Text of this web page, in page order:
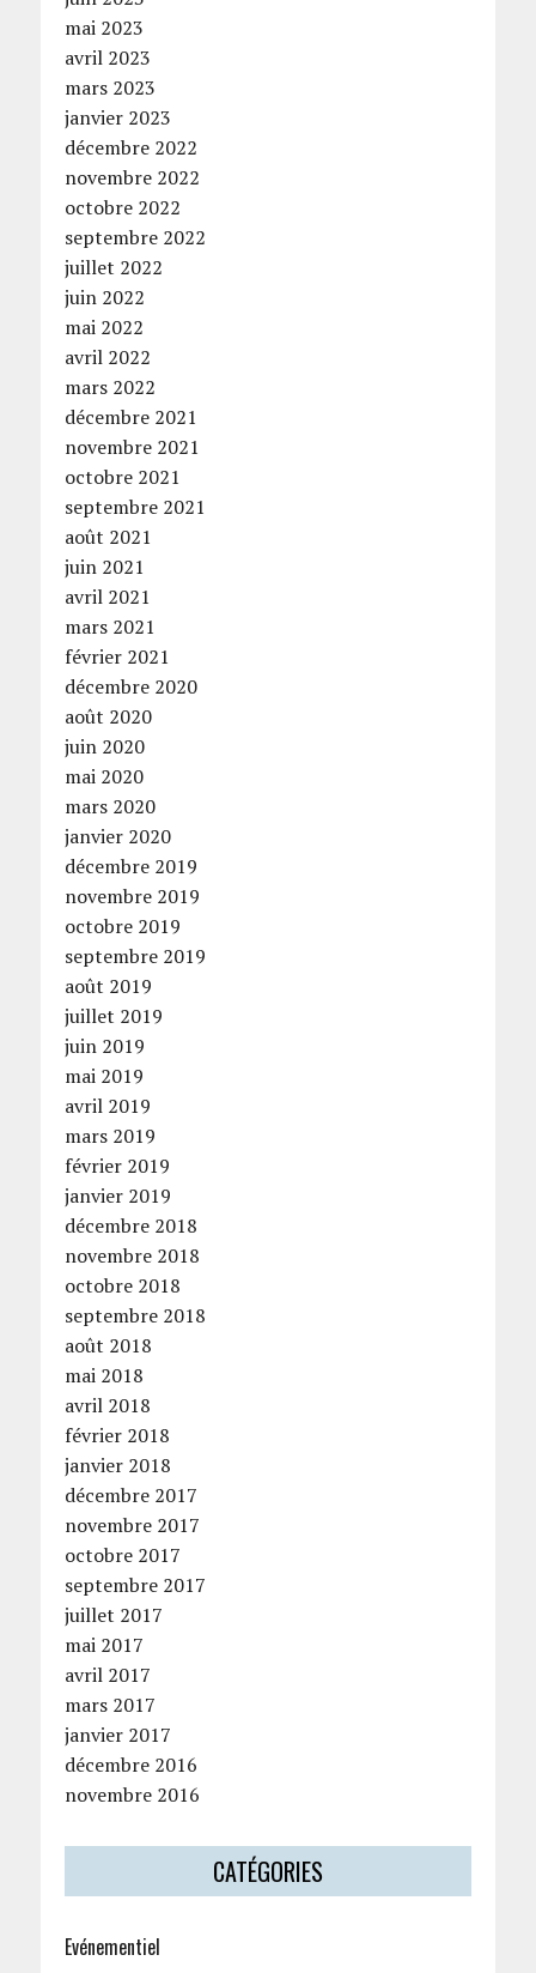
mai 2023
avril 2023
mars 2023
janvier 2023
décembre 2022
novembre 2022
octobre 2022
septembre 2022
juillet 2022
juin 2022
mai 2022
avril 2022
mars 2022
décembre 2021
novembre 2021
octobre 2021
septembre 2021
août 2021
juin 2021
avril 2021
mars 2021
février 2021
décembre 2020
août 2020
juin 2020
mai 2020
mars 2020
janvier 2020
décembre 2019
novembre 2019
octobre 2019
septembre 2019
août 2019
juillet 2019
juin 2019
mai 2019
avril 2019
mars 2019
février 2019
janvier 2019
décembre 2018
novembre 2018
octobre 2018
septembre 2018
août 2018
mai 2018
avril 2018
février 2018
janvier 2018
décembre 2017
novembre 2017
octobre 2017
septembre 2017
juillet 2017
mai 2017
avril 2017
mars 2017
janvier 2017
décembre 2016
novembre 2016
CATÉGORIES
Evénementiel